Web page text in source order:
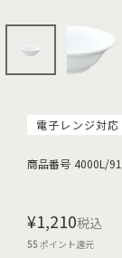
電子レンジ対応
商品番号 4000L/
¥1,210税込
55ポイント還元